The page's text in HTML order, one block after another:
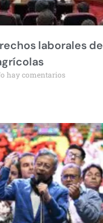
laborales de
hay comentarios